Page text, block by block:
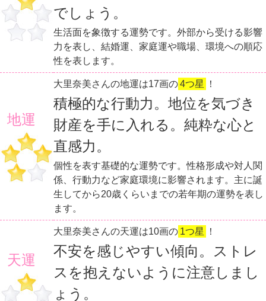
でしょう。
生活面を象徴する運勢です。外部から受ける影響
力を表し、結婚運、家庭運や職場、環境への順応
性を表します。
地運
大里奈美さんの地運は17画の4つ星 ！
積極的な行動力。地位を気づき
財産を手に入れる。純粋な心と
直感力。
個性を表す基礎的な運勢です。性格形成や対人関
係、行動力など家庭環境に影響されます。主に誕
生してから20歳くらいまでの若年期の運勢を表し
ます。
天運
大里奈美さんの天運は10画の 1つ星 ！
不安を感じやすい傾向。ストレ
スを抱えないように注意しまし
ょう。